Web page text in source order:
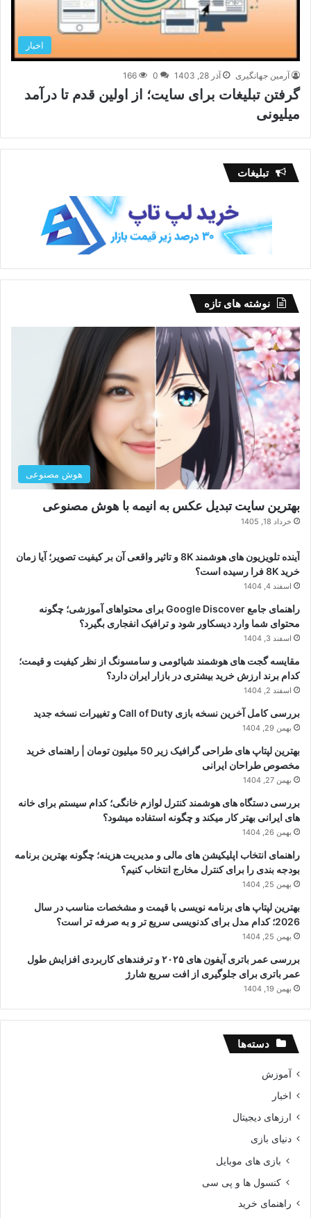
اخبار
آرمین جهانگیری آذر 28, 1403 0
166
گرفتن تبلیغات برای سایت؛ از اولین قدم تا درآمد
میلیونی
تبلیغات
نوشته های تازه
هوش مصنوعی
بهترین سایت تبدیل عکس به انیمه با هوش مصنوعی
خرداد 18, 1405
آینده تلویزیون های هوشمند 8K و تاثیر واقعی آن بر کیفیت تصویر؛ آیا زمان
خرید 8K فرا رسیده است؟
اسفند 4, 1404
راهنمای جامع Google Discover برای محتواهای آموزشی؛ چگونه
محتوای شما وارد دیسکاور شود و ترافیک انفجاری بگیرد؟
اسفند 3, 1404
مقایسه گجت های هوشمند شیائومی و سامسونگ از نظر کیفیت و قیمت؛
کدام برند ارزش خرید بیشتری در بازار ایران دارد؟
اسفند 2, 1404
بررسی کامل آخرین نسخه بازی Call of Duty و تغییرات نسخه جدید
بهمن 29, 1404
بهترین لپتاپ های طراحی گرافیک زیر 50 میلیون تومان | راهنمای خرید
مخصوص طراحان ایرانی
بهمن 27, 1404
بررسی دستگاه های هوشمند کنترل لوازم خانگی؛ کدام سیستم برای خانه
های ایرانی بهتر کار میکند و چگونه استفاده میشود؟
بهمن 26, 1404
راهنمای انتخاب اپلیکیشن های مالی و مدیریت هزینه؛ چگونه بهترین برنامه
بودجه بندی را برای کنترل مخارج انتخاب کنیم؟
بهمن 25, 1404
بهترین لپتاپ های برنامه نویسی با قیمت و مشخصات مناسب در سال
2026؛ کدام مدل برای کدنویسی سریع تر و به صرفه تر است؟
بهمن 25, 1404
بررسی عمر باتری آیفون های ۲۰۲۵ و ترفندهای کاربردی افزایش طول
عمر باتری برای جلوگیری از افت سریع شارژ
بهمن 19, 1404
دسته‌ها
آموزش
اخبار
ارزهای دیجیتال
دنیای بازی
بازی های موبایل
کنسول ها و پی سی
راهنمای خرید